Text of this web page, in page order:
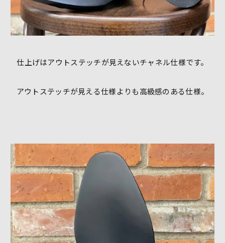
仕上げはアウトステッチが見えないチャネル仕様です。
アウトステッチが見える仕様よりも高級感のある仕様。